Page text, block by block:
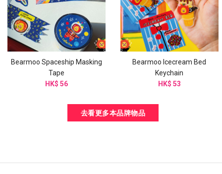
Bearmoo Spaceship Masking
Tape
HK$ 56
Bearmoo Icecream Bed
Keychain
HK$ 53
去看更多本品牌物品